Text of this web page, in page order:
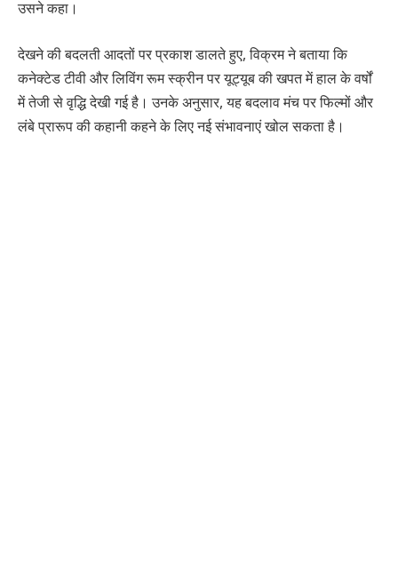
उसने कहा।
देखने की बदलती आदतों पर प्रकाश डालते हुए, विक्रम ने बताया कि
कनेक्टेड टीवी और लिविंग रूम स्क्रीन पर यूट्यूब की खपत में हाल के वर्षों
में तेजी से वृद्धि देखी गई है। उनके अनुसार, यह बदलाव मंच पर फिल्मों और
लंबे प्रारूप की कहानी कहने के लिए नई संभावनाएं खोल सकता है।